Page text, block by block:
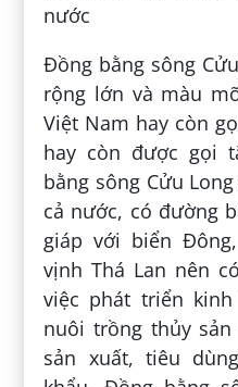
nước
Đồng bằng sông
rộng lớn và màu
Việt Nam hay còn
hay còn được gọi
bằng sông Cửu
cả nước, có đường
giáp với biển
vịnh Thá Lan nên
việc phát triển
nuôi trồng thủy
sản xuất, tiêu